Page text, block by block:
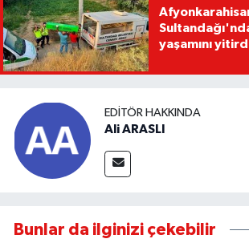
yaşamını
EDITÖR HAKKINDA
Ali ARASLI
Bunlar da ilginizi çekebilir